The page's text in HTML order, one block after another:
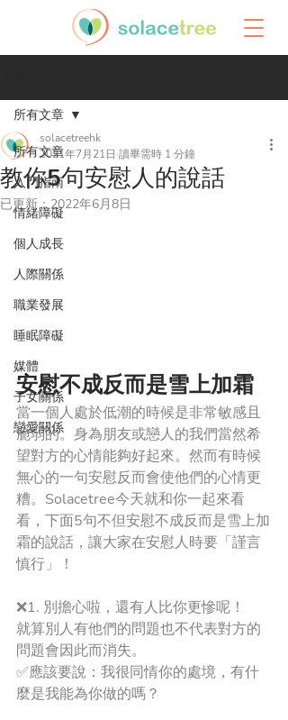
所有文章
入門指南
情緒障礙
個人成長
人際關係
職業發展
睡眠障礙
媒體
子女關係
戀愛關係
所有文章
教你5句安慰人的說話
solacetreehk
2021年7月21日 讀畢需時 1 分鐘
已更新：2022年6月8日
安慰不成反而是雪上加霜
當一個人處於低潮的時候是非常敏感且
脆弱的。身為朋友或戀人的我們當然希
望對方的心情能夠好起來。然而有時候
無心的一句安慰反而會使他們的心情更
糟。Solacetree今天就和你一起來看
看，下面5句不但安慰不成反而是雪上加
霜的說話，讓大家在安慰人時要「謹言
慎行」！
❌1. 別擔心啦，還有人比你更慘呢！
就算別人有他們的問題也不代表對方的
問題會因此而消失。
✅應該要說：我很同情你的處境，有什
麼是我能為你做的嗎？